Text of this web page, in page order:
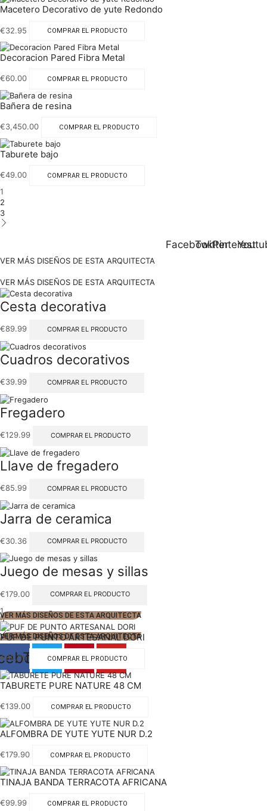
Macetero Decorativo de yute Redondo
€32.95 COMPRAR EL PRODUCTO
Decoracion Pared Fibra Metal
€60.00 COMPRAR EL PRODUCTO
Bañera de resina
€3,450.00 COMPRAR EL PRODUCTO
Taburete bajo
€49.00 COMPRAR EL PRODUCTO
1
2
3
FacebookTwitterPinterest
VER MÁS DISEÑOS DE ESTA ARQUITECTA
VER MÁS DISEÑOS DE ESTA ARQUITECTA
Cesta decorativa
€89.99 COMPRAR EL PRODUCTO
Cuadros decorativos
€39.99 COMPRAR EL PRODUCTO
Fregadero
€129.99 COMPRAR EL PRODUCTO
Llave de fregadero
€85.99 COMPRAR EL PRODUCTO
Jarra de ceramica
€30.36 COMPRAR EL PRODUCTO
Juego de mesas y sillas
€179.00 COMPRAR EL PRODUCTO
1
2
TwitterPinterest
Youtube
VER MÁS DISEÑOS DE ESTA ARQUITECTA
VER MÁS DISEÑOS DE ESTA ARQUITECTA
PUF DE PUNTO ARTESANAL DORI
€69.99 COMPRAR EL PRODUCTO
TABURETE PURE NATURE 48 CM
€139.00 COMPRAR EL PRODUCTO
ALFOMBRA DE YUTE YUTE NUR D.2
€179.90 COMPRAR EL PRODUCTO
TINAJA BANDA TERRACOTA AFRICANA
€99.99 COMPRAR EL PRODUCTO